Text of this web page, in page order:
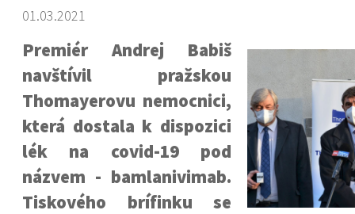
01.03.2021
Premiér Andrej Babiš
navštívil pražskou
Thomayerovu nemocnici,
která dostala k dispozici
lék na covid-19 pod
názvem - bamlanivimab.
Tiskového brífinku se